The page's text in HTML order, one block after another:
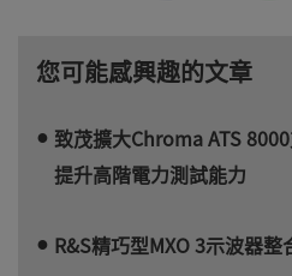
您可能感興趣的文章
致茂擴大Chroma ATS
提升高階電力測試能力
R&S精巧型MXO 3示波器整